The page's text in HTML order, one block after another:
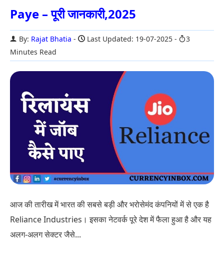
Paye – पूरी जानकारी,2025
By: Rajat Bhatia Last Updated: 19-07-2025
3
Minutes Read
आज की तारीख में भारत की सबसे बड़ी और भरोसेमंद कंपनियों में से एक है
Reliance Industries। इसका नेटवर्क पूरे देश में फैला हुआ है और यह
अलग-अलग सेक्टर जैसे...